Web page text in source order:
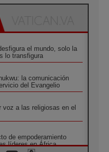
el mundo, solo la
lo transfigura
la comunicación
del Evangelio
voz a las religiosas en el
de empoderamiento
líderes en África